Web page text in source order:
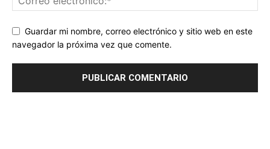
Guardar mi nombre, correo electrónico y sitio web en este
navegador la próxima vez que comente.